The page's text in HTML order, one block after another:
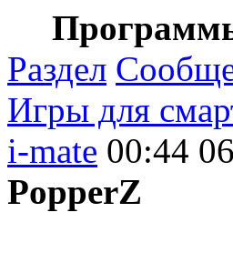
Раздел
Игры для
i-mate 00:44
PopperZ